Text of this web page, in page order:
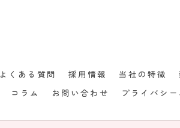
よくある質問 採用情報 当社の特徴
コラム お問い合わせ
プライバシ